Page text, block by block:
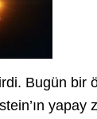
Bugün bir
yapay